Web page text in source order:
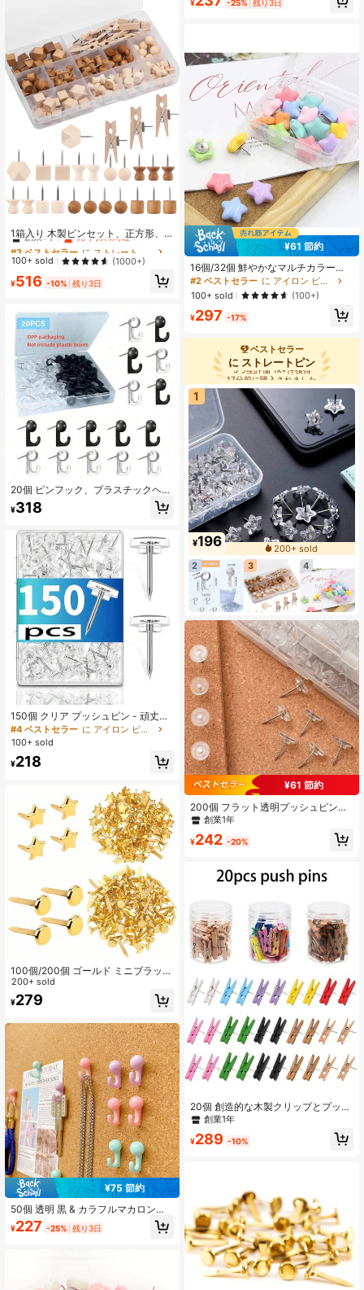
スイブのメッセージ用リマインダー
1箱入り 木製ピンセット、正方形、
クロス、円柱型を含む、写真、ポス
トカードの掲示、学校用品に最適
#3 ベストセラー
に ストレートピン
創業1年
売り切れ間近！
#3 ベストセラー
創業1年
売り切れ間近！
#3 ベストセラー
創業1年
売り切れ間近！
#3 ベストセラー
創業1年
売り切れ間近！
100+ sold (1000+)
¥516 -10% 残り3日
20個 ピンフック、プラスチックヘッ
ド コルクボードフック 装飾用 画鋲
壁、掲示板、自宅、オフィス、学校
透明) 学校始まり
¥318
150個 クリア プッシュピン - 頑丈な
プラスチック製ヘッド 掲示板、コル
クボード、オフィス&学校用に最適な
#4 ベストセラー
に アイロン ピン&タック
100+ sold
¥218
100個/200個 ゴールド ミニブラッド
ペーパーファスナー - 滑らかな丸型&
星型 - 多目的 スクラップブッキング
デコレーション & オフィス用品、ク
整理、プランナー、文房具、バレン
タインデー ハンドメイド装飾に適し
ています
200+ sold
¥279
¥75 節約
50個 透明 黒 & カラフルマカロンプ
ッシュピン、コルクボード、壁の装
飾、掲示板、クリスマスの装飾、学
¥227 -25% 残り3日
¥ -25% 残り3日
¥61 節約
16個/32個 鮮やかなマルチカラース
ター型プッシュピン - コルクボー
ド、写真の壁、掲示板用の装飾的な
つまみ - オフィス、学校、ホームデ
コレーション、整理、DIYプロジェク
トに最適
#2 ベストセラー
に アイロン ピン&タック
100+ sold
(100+)
¥297 -17%
ベストセラー
に ストレートピン
5つ星評価 1k+件獲得
17分前に購入されました
5つ星評価 1k+件獲得
17分前に購入されました
1
¥196
200+ sold
2
3 4
¥61 節約
200個 フラット透明プッシュピン、
掲示板用釘、壁用釘、コルクボード
固定用釘、100個 DIYクラフトプロ
業パーティー文房具、ハロウィンと
クリスマス新年パーティー装飾固定
創業1年
¥242 -20%
20個 創造的な木製クリップとプッシ
ュピン、写真クリップ、コルクボー
飾、学校に戻る、学校用品に使える
創業1年
¥289 -10%